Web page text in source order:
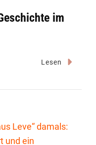
im
Lesen